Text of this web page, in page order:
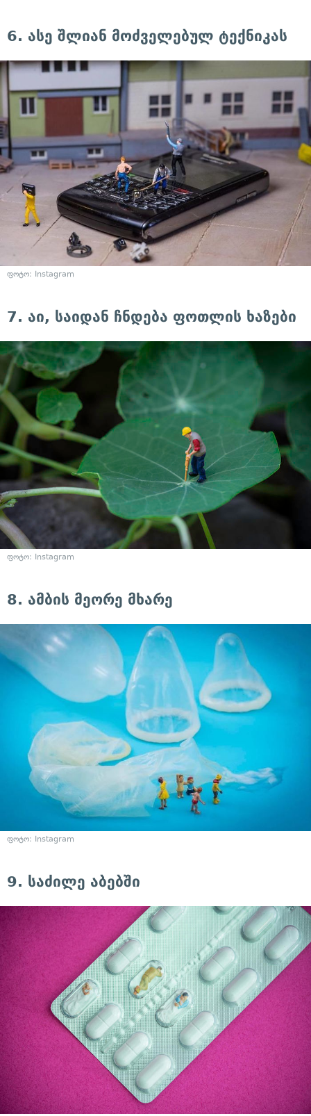
6. ასე შლიან მოძველებულ ტექნიკას
ფოტო: Instagram
7. აი, საიდან ჩნდება ფოთლის ხაზები
ფოტო: Instagram
8. ამბის მეორე მხარე
ფოტო: Instagram
9. საძილე აბებში